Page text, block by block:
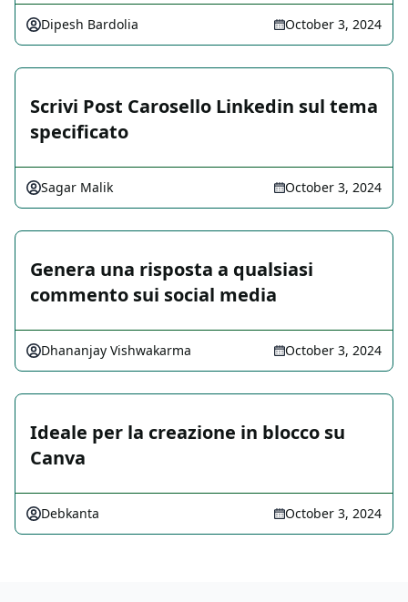
Dipesh Bardolia October 3, 2024
Scrivi Post Carosello Linkedin sul tema
specificato
Sagar Malik October 3, 2024
Genera una risposta a qualsiasi
commento sui social media
Dhananjay Vishwakarma October 3, 2024
Ideale per la creazione in blocco su
Canva
Debkanta October 3, 2024